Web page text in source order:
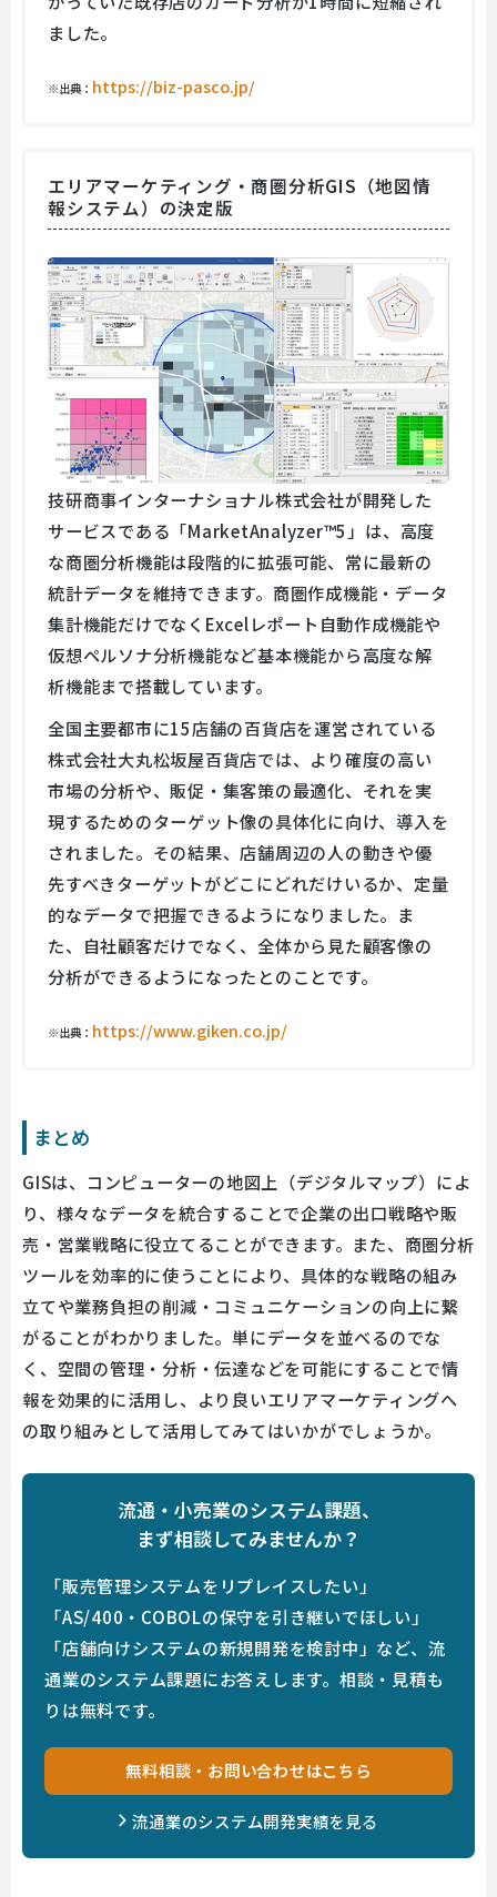
ました。
※出典： https://biz-pasco.jp/
エリアマーケティング・商圏分析GIS（地図情
報システム）の決定版
技研商事インターナショナル株式会社が開発した
サービスである「MarketAnalyzer™5」は、高度
な商圏分析機能は段階的に拡張可能、常に最新の
統計データを維持できます。商圏作成機能・データ
集計機能だけでなくExcelレポート自動作成機能や
仮想ペルソナ分析機能など基本機能から高度な解
析機能まで搭載しています。
全国主要都市に15店舗の百貨店を運営されている
株式会社大丸松坂屋百貨店では、より確度の高い
市場の分析や、販促・集客策の最適化、それを実
現するためのターゲット像の具体化に向け、導入を
されました。その結果、店舗周辺の人の動きや優
先すべきターゲットがどこにどれだけいるか、定量
的なデータで把握できるようになりました。ま
た、自社顧客だけでなく、全体から見た顧客像の
分析ができるようになったとのことです。
※出典： https://www.giken.co.jp/
まとめ
GISは、コンピューターの地図上（デジタルマップ）によ
り、様々なデータを統合することで企業の出口戦略や販
売・営業戦略に役立てることができます。また、商圏分析
ツールを効率的に使うことにより、具体的な戦略の組み
立てや業務負担の削減・コミュニケーションの向上に繋
がることがわかりました。単にデータを並べるのでな
く、空間の管理・分析・伝達などを可能にすることで情
報を効果的に活用し、より良いエリアマーケティングへ
の取り組みとして活用してみてはいかがでしょうか。
流通・小売業のシステム課題、
まず相談してみませんか？
「販売管理システムをリプレイスしたい」
「AS/400・COBOLの保守を引き継いでほしい」
「店舗向けシステムの新規開発を検討中」など、流
通業のシステム課題にお答えします。相談・見積も
りは無料です。
無料相談・お問い合わせはこちら
流通業のシステム開発実績を見る